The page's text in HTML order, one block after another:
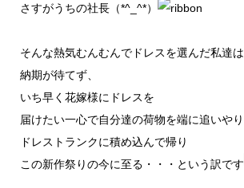
さすがうちの社長（*^_^*）
そんな熱気むんむんでドレスを選んだ私達は
納期が待てず、
いち早く花嫁様にドレスを
届けたい一心で自分達の荷物を端に追いやり
ドレストランクに積め込んで帰り
この新作祭りの今に至る・・・という訳です